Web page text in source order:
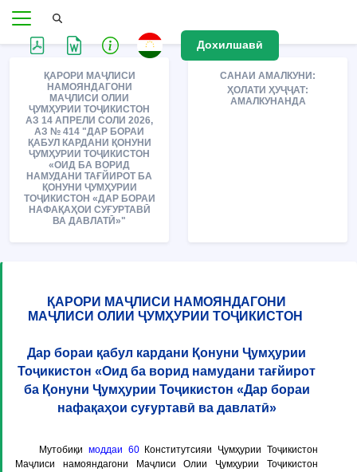
Дохилшавӣ
ҚАРОРИ МАҶЛИСИ
НАМОЯНДАГОНИ
МАҶЛИСИ ОЛИИ
ҶУМҲУРИИ ТОҶИКИСТОН
АЗ 14 АПРЕЛИ СОЛИ 2026,
АЗ № 414 "ДАР БОРАИ
ҚАБУЛ КАРДАНИ ҚОНУНИ
ҶУМҲУРИИ ТОҶИКИСТОН
«ОИД БА ВОРИД
НАМУДАНИ ТАҒЙИРОТ БА
ҚОНУНИ ҶУМҲУРИИ
ТОҶИКИСТОН «ДАР БОРАИ
НАФАҚАҲОИ СУҒУРТАВӢ
ВА ДАВЛАТӢ»"
САНАИ АМАЛКУНИ:
ҲОЛАТИ ҲУҶҶАТ:
АМАЛКУНАНДА
ҚАРОРИ МАҶЛИСИ НАМОЯНДАГОНИ
МАҶЛИСИ ОЛИИ ҶУМҲУРИИ ТОҶИКИСТОН
Дар бораи қабул кардани Қонуни Ҷумҳурии
Тоҷикистон «Оид ба ворид намудани тағйирот
ба Қонуни Ҷумҳурии Тоҷикистон «Дар бораи
нафақаҳои суғуртавӣ ва давлатӣ»
Мутобиқи моддаи 60Конститутсияи Ҷумҳурии Тоҷикистон
Маҷлиси намояндагони Маҷлиси Олии Ҷумҳурии Тоҷикистон